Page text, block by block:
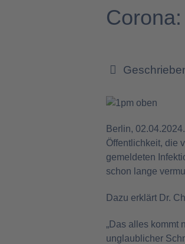
Berlin,
Öffentlichkeit, die
gemeldeten
schon lange
Dazu erklärt Dr.
„Das alles kommt
unglaublicher